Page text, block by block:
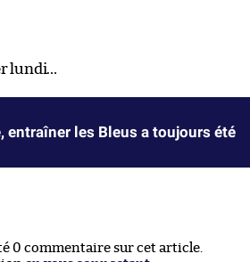
lundi…
entraîner les Bleus a toujours été
0 commentaire sur cet article.